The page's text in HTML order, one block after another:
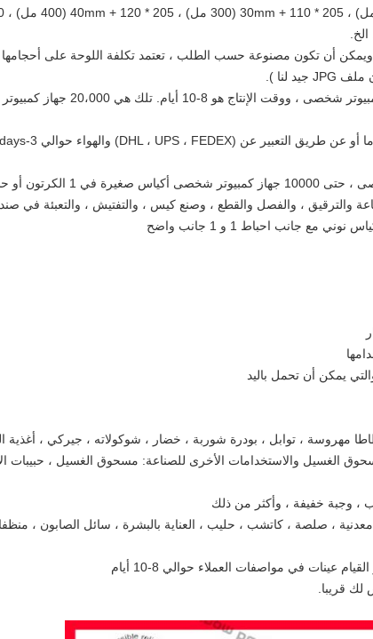
تلك هي 20،000 جهاز كمبيوتر شخصى ، والمهلة الزمنية هي 5-7 أيام.
يمكن أن تحمل باليد
مهروسة ، توابل ، بودرة شوربة ، خضار ، شوكولاته ، جيركي ، أغذية
الغسيل والاستخدامات الأخرى للصناعة: مسحوق الغسيل ،
، وجبة خفيفة ، وأكثر من ذلك
، صلصة ، كاتشب ، حليب ، العناية بالبشرة ، سائل الصابون ،
قريبا.